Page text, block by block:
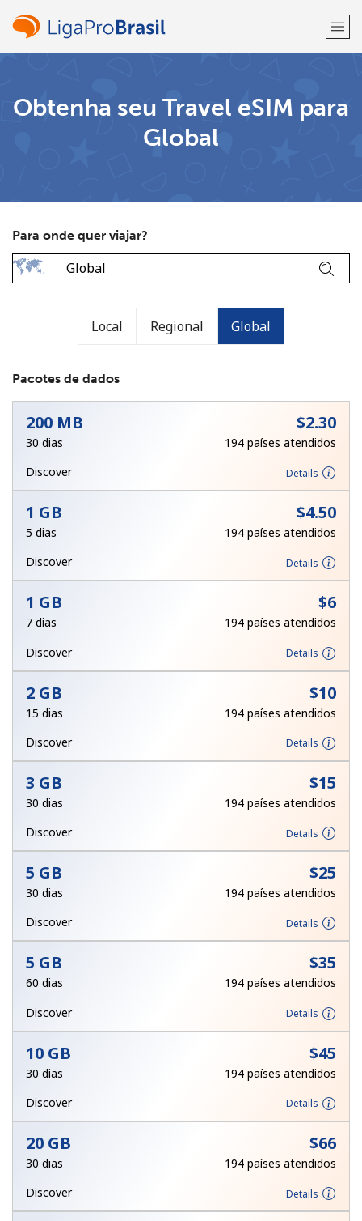
Já tem uma conta?ENTRE →
Sem senha criada
Mínimo de 8 caracteres
Uma letra maiúscula e minúscula
Um caractere especial
Mantenha contato para obter nossas melhores ofertas.
Ao abrir uma conta neste site, eu concordo com osTermos
e condições.
Esqueceu sua senha? →
Obtenha seu Travel eSIM para
Global
Para onde quer viajar?
Local Regional Global
Pacotes de dados
200 MB ⁦$2.30⁩
30 dias
194 países atendidos
Discover
Details
1 GB ⁦$4.50⁩
5 dias
194 países atendidos
Discover
Details
1 GB ⁦$6⁩
7 dias
194 países atendidos
Discover
Details
2 GB ⁦$10⁩
15 dias
194 países atendidos
Discover
Details
3 GB ⁦$15⁩
30 dias
194 países atendidos
Discover
Details
5 GB ⁦$25⁩
30 dias
194 países atendidos
Discover
Details
5 GB ⁦$35⁩
60 dias
194 países atendidos
Discover
Details
10 GB ⁦$45⁩
30 dias
194 países atendidos
Discover
Details
20 GB ⁦$66⁩
30 dias
194 países atendidos
Discover
Details